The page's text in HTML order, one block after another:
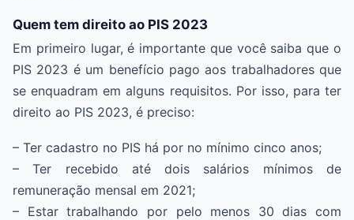
Quem tem direito ao PIS 2023
Em primeiro lugar, é importante que você saiba que o
PIS 2023 é um benefício pago aos trabalhadores que
se enquadram em alguns requisitos. Por isso, para ter
direito ao PIS 2023, é preciso:
– Ter cadastro no PIS há por no mínimo cinco anos;
– Ter recebido até dois salários mínimos de
remuneração mensal em 2021;
– Estar trabalhando por pelo menos 30 dias com